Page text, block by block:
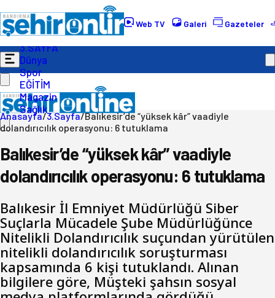
Web TV Galeri Gazeteler
Gündem
Ekonomi
Politika
3.SAYFA
Dünya
Spor
EĞİTİM
Magazin
Sağlık
Anasayfa/3.Sayfa/Balıkesir’de “yüksek kâr” vaadiyle
dolandırıcılık operasyonu: 6 tutuklama
Balıkesir’de “yüksek kâr” vaadiyle
dolandırıcılık operasyonu: 6 tutuklama
Balıkesir İl Emniyet Müdürlüğü Siber
Suçlarla Mücadele Şube Müdürlüğünce
Nitelikli Dolandırıcılık suçundan yürütülen
nitelikli dolandırıcılık soruşturması
kapsamında 6 kişi tutuklandı. Alınan
bilgilere göre, Müşteki şahsın sosyal